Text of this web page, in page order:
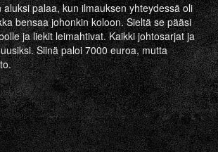
palaa, kun ilmauksen yhteydessä oli
bensaa johonkin koloon. Sieltä se pääsi
ja liekit leimahtivat. Kaikki johtosarjat ja
Siinä paloi 7000 euroa, mutta